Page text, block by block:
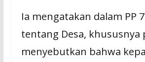
Ia mengatakan dalam PP
tentang Desa, khususnya
menyebutkan bahwa